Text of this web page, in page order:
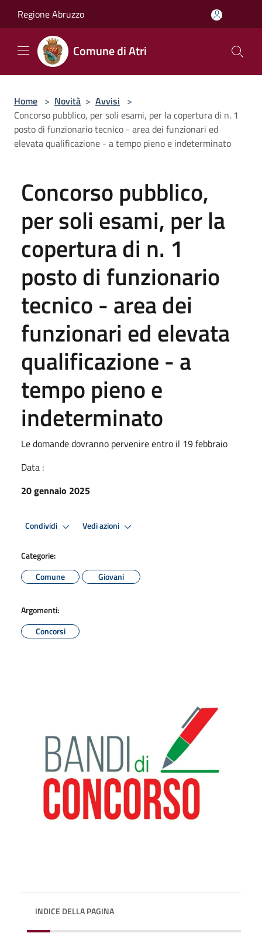
Regione Abruzzo
Comune di Atri
Home > Novità > Avvisi >
Concorso pubblico, per soli esami, per la copertura di n. 1
posto di funzionario tecnico - area dei funzionari ed
elevata qualificazione - a tempo pieno e indeterminato
Concorso pubblico,
per soli esami, per la
copertura di n. 1
posto di funzionario
tecnico - area dei
funzionari ed elevata
qualificazione - a
tempo pieno e
indeterminato
Le domande dovranno pervenire entro il 19 febbraio
Data :
20 gennaio 2025
Condividi Vedi azioni
Categorie:
Comune
Giovani
Argomenti:
Concorsi
INDICE DELLA PAGINA